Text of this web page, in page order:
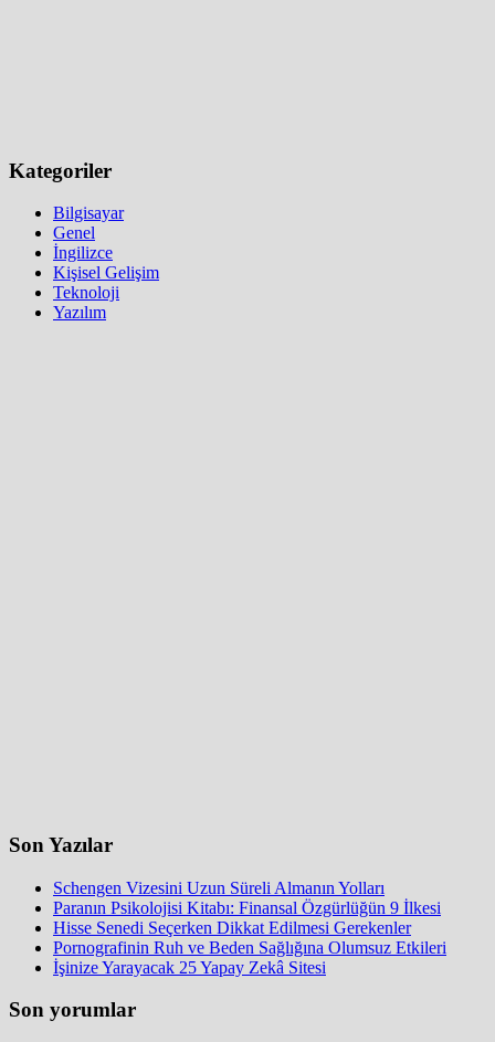
Kategoriler
Bilgisayar
Genel
İngilizce
Kişisel Gelişim
Teknoloji
Yazılım
Son Yazılar
Schengen Vizesini Uzun Süreli Almanın Yolları
Paranın Psikolojisi Kitabı: Finansal Özgürlüğün 9 İlkesi
Hisse Senedi Seçerken Dikkat Edilmesi Gerekenler
Pornografinin Ruh ve Beden Sağlığına Olumsuz Etkileri
İşinize Yarayacak 25 Yapay Zekâ Sitesi
Son yorumlar